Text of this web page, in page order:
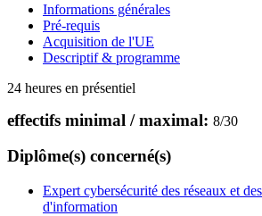
Informations générales
Pré-requis
Acquisition de l'UE
Descriptif & programme
24 heures en présentiel
effectifs minimal / maximal: 8/30
Diplôme(s) concerné(s)
Expert cybersécurité des réseaux et
d'information